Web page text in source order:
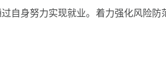
自身努力实现就业。着力强化风险